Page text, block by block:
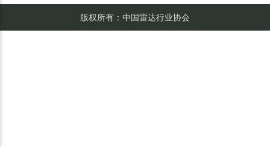
版权所有：中国雷达行业协会